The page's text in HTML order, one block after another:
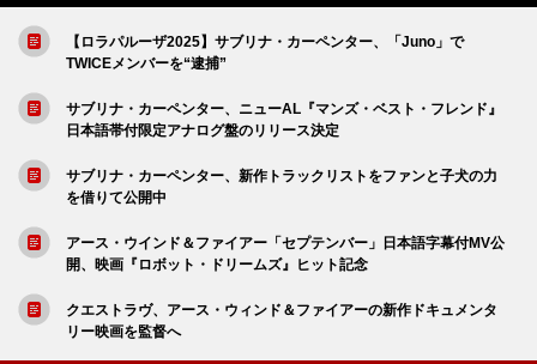
【ロラパルーザ2025】サブリナ・カーペンター、「Juno」で
TWICEメンバーを“逮捕”
サブリナ・カーペンター、ニューAL『マンズ・ベスト・フレンド』
日本語帯付限定アナログ盤のリリース決定
サブリナ・カーペンター、新作トラックリストをファンと子犬の力
を借りて公開中
アース・ウインド＆ファイアー「セプテンバー」日本語字幕付MV公
開、映画『ロボット・ドリームズ』ヒット記念
クエストラヴ、アース・ウィンド＆ファイアーの新作ドキュメンタ
リー映画を監督へ